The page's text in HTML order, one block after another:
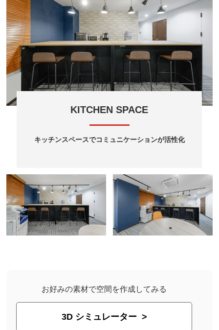
KITCHEN SPACE
キッチンスペースでコミュニケーションが活性化
お好みの素材で空間を作成してみる
3D シミュレーター